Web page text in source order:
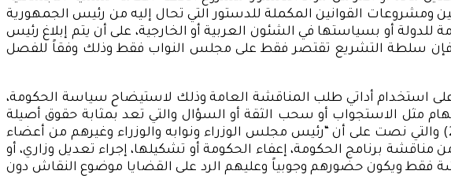
ومشروعات القوانين المكملة للدستور التي تحال إليه من رئيس الجمهورية
أو بسياستها في الشئون العربية أو الخارجية، على أن يتم إبلاغ رئيس
فإن سلطة التشريع تقتصر فقط على مجلس النواب فقط وذلك وفقاً للفصل
على استخدام أداتي طلب المناقشة العامة وذلك لاستيضاح سياسة الحكومة،
مثل الاستجواب أو سحب الثقة أو السؤال والتي تعد بمثابة حقوق أصيلة
لمجلس النواب فقط دون غيره، ويأتي ذلك متسقاً مع الباب السابع من الدستور وتحديداً المادة رقم (253) والتي نصت على أن “رئيس مجلس الوزراء ونوابه والوزراء وغيرهم من أعضاء
برنامج الحكومة، إعفاء الحكومة أو تشكيلها، إجراء تعديل وزاري، أو
فقط ويكون حضورهم وجوبياً وعليهم الرد على القضايا موضوع النقاش دون